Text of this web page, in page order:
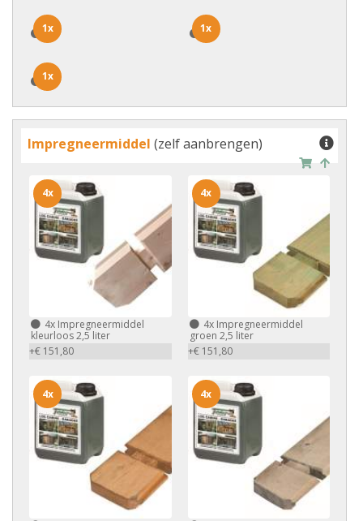
1x
1x 1x
1x
1x
1x
Impregneermiddel (zelf aanbrengen)
4x Impregneermiddel
kleurloos 2,5 liter
+€ 151,80
4x
4xImpregneermiddel
groen 2,5 liter
+€ 151,80
4x
4x 4x